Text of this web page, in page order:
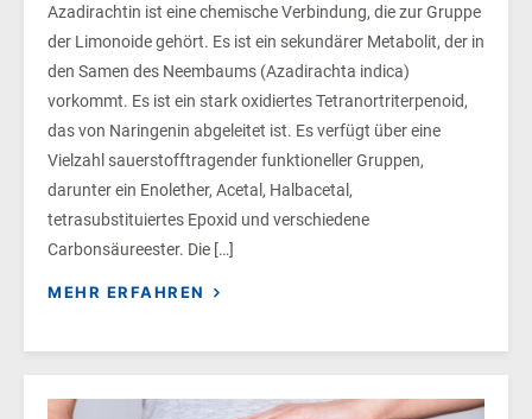
Azadirachtin ist eine chemische Verbindung, die zur Gruppe
der Limonoide gehört. Es ist ein sekundärer Metabolit, der in
den Samen des Neembaums (Azadirachta indica)
vorkommt. Es ist ein stark oxidiertes Tetranortriterpenoid,
das von Naringenin abgeleitet ist. Es verfügt über eine
Vielzahl sauerstofftragender funktioneller Gruppen,
darunter ein Enolether, Acetal, Halbacetal,
tetrasubstituiertes Epoxid und verschiedene
Carbonsäureester. Die […]
MEHR ERFAHREN